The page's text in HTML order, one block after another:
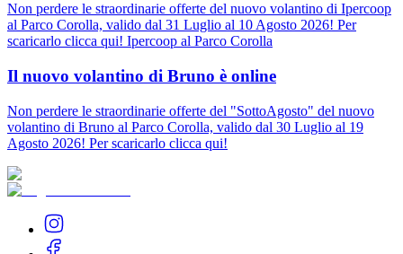
Non perdere le straordinarie offerte del nuovo volantino di Ipercoop
al Parco Corolla, valido dal 31 Luglio al 10 Agosto 2026! Per
scaricarlo clicca qui! Ipercoop al Parco Corolla
Il nuovo volantino di Bruno è online
Non perdere le straordinarie offerte del "SottoAgosto" del nuovo
volantino di Bruno al Parco Corolla, valido dal 30 Luglio al 19
Agosto 2026! Per scaricarlo clicca qui!